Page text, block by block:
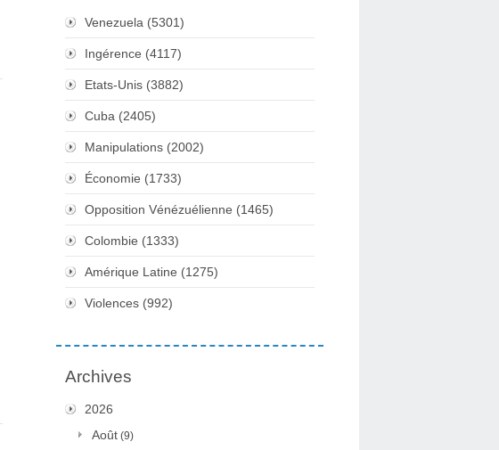
Venezuela (5301)
Ingérence (4117)
Etats-Unis (3882)
Cuba (2405)
Manipulations (2002)
Économie (1733)
Opposition Vénézuélienne (1465)
Colombie (1333)
Amérique Latine (1275)
Violences (992)
Archives
2026
Août (9)